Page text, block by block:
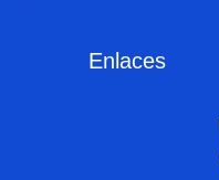
Enlaces